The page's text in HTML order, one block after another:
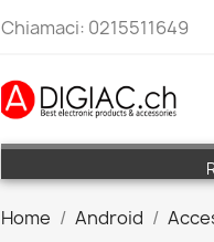
Chiamaci: 0215511649
Home Android